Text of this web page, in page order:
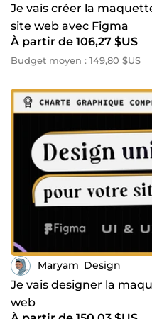
Je vais créer la
site web avec Figma
À partir de 106,27 $US
Budget moyen : 149,80 $US
Maryam_Design
Je vais designer la
web